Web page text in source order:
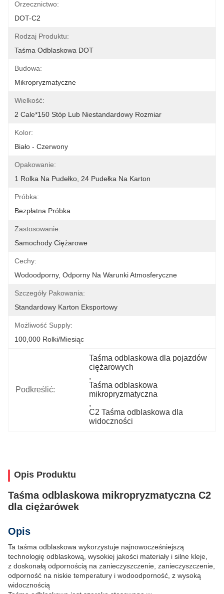
Orzecznictwo:
DOT-C2
Rodzaj Produktu:
Taśma Odblaskowa DOT
Budowa:
Mikropryzmatyczne
Wielkość:
2 Cale*150 Stóp Lub Niestandardowy Rozmiar
Kolor:
Biało - Czerwony
Opakowanie:
1 Rolka Na Pudełko, 24 Pudełka Na Karton
Próbka:
Bezpłatna Próbka
Zastosowanie:
Samochody Ciężarowe
Cechy:
Wodoodporny, Odporny Na Warunki Atmosferyczne
Szczegóły Pakowania:
Standardowy Karton Eksportowy
Możliwość Supply:
100,000 Rolki/miesiąc
Podkreślić:
Taśma odblaskowa dla pojazdów
ciężarowych
,
Taśma odblaskowa
mikropryzmatyczna
,
C2 Taśma odblaskowa dla
widoczności
Opis Produktu
Taśma odblaskowa mikropryzmatyczna C2
dla ciężarówek
Opis
Ta taśma odblaskowa wykorzystuje najnowocześniejszą
technologię odblaskową, wysokiej jakości materiały i silne kleje,
z doskonałą odpornością na zanieczyszczenie, zanieczyszczenie,
odporność na niskie temperatury i wodoodporność, z wysoką
widocznością